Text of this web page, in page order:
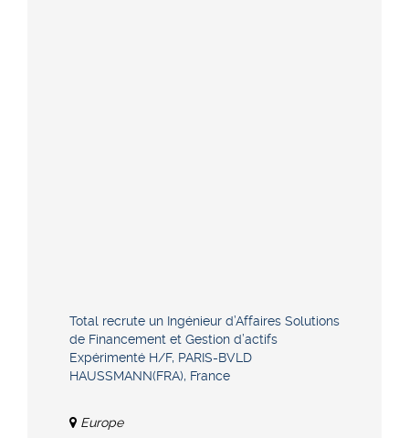
Total recrute un Ingénieur d’Affaires Solutions
de Financement et Gestion d’actifs
Expérimenté H/F, PARIS-BVLD
HAUSSMANN(FRA), France
Europe